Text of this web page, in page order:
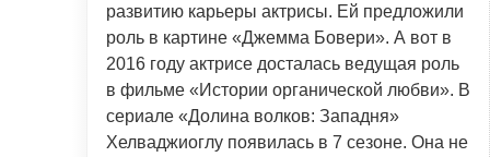
развитию карьеры актрисы. Ей предложили
роль в картине «Джемма Бовери». А вот в
2016 году актрисе досталась ведущая роль
в фильме «Истории органической любви». В
сериале «Долина волков: Западня»
Хелваджиоглу появилась в 7 сезоне. Она не